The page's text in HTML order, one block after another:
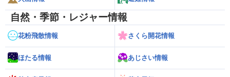
自然・季節・レジャー情報
花粉飛散情報 さくら開花情報
ほたる情報 あじさい情報